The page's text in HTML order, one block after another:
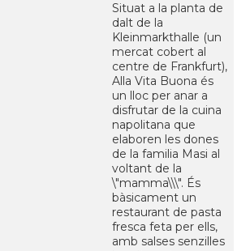
Situat a la planta de
dalt de la
Kleinmarkthalle (un
mercat cobert al
centre de Frankfurt),
Alla Vita Buona és
un lloc per anar a
disfrutar de la cuina
napolitana que
elaboren les dones
de la familia Masi al
voltant de la
\"mamma\\\". És
bàsicament un
restaurant de pasta
fresca feta per ells,
amb salses senzilles